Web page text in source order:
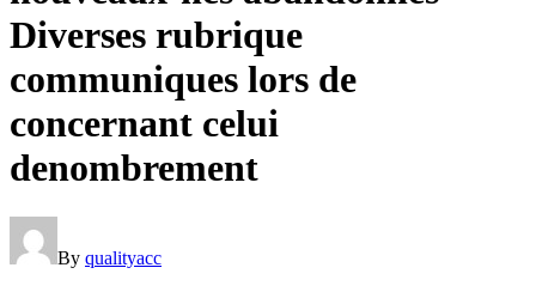
Diverses rubrique
communiques lors de
concernant celui
denombrement
By qualityacc